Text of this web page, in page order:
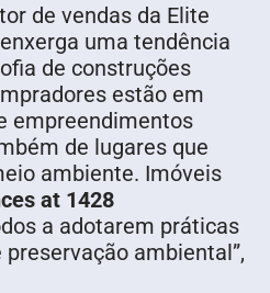
de vendas da Elite
uma tendência
de construções
estão em
empreendimentos
de lugares que
ambiente. Imóveis
at 1428
a adotarem práticas
ambiental”,